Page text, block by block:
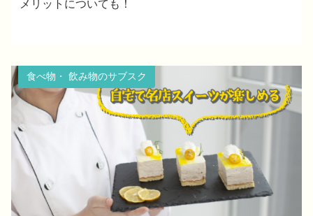
メリットについても！
食べ物・ 飲み物のサブスク